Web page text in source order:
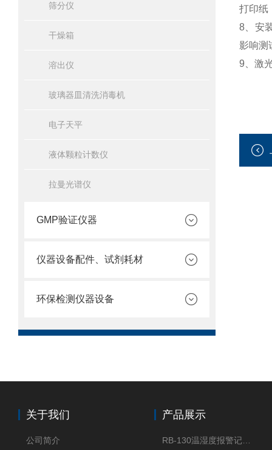
筛分仪
干燥箱
溶出仪
玻璃器皿清洗消毒机
电子天平
液体颗粒计数仪
拉曼光谱仪
GMP验证仪器
仪器设备配件、试剂耗材
环保检测仪器设备
打印纸
8、安
影响测
9、激
关于我们
公司简介
产品展示